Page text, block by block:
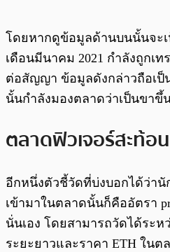
โดยหากดูข้อมูลด้านบนนั้นจะ
เดือนมีนาคม 2021 กำลังถูกเ
ต่อสัญญา ข้อมูลดังกล่าวถือเป็
นั้นกำลังมองตลาดว่าเป็นขาขึ้
ตลาดฟิวเจอร์สะท้อ
อีกหนึ่งตัวชี้วัดที่บ่งบอกได้ว่า
เข้ามาในตลาดนั้นก็คืออัตรา
นั่นเอง โดยสามารถวัดได้ระ
ระยะยาวและราคา ETH ในต